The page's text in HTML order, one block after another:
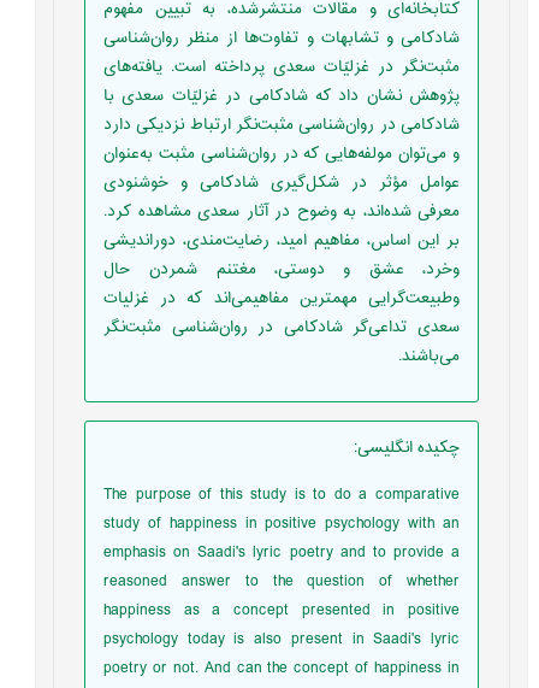
کتابخانه‌ای و مقالات منتشرشده، به تبیین مفهوم
شادکامی و تشابهات و تفاوت‌ها از منظر روان‌شناسی
مثبت‌نگر در غزلیّات سعدی پرداخته است. یافته‌های
پژوهش نشان داد که شادکامی در غزلیّات سعدی با
شادکامی در روان‌شناسی مثبت‌نگر ارتباط نزدیکی دارد
و می‌توان مولفه‌هایی که در روان‌شناسی مثبت به‌عنوان
عوامل مؤثر در شکل‌گیری شادکامی و خوشنودی
معرفی شده‌اند، به ‌وضوح در آثار سعدی مشاهده کرد.
بر این اساس، مفاهیم امید، رضایت‌مندی، دوراندیشی
وخرد، عشق و دوستی، مغتنم شمردن حال
وطبیعت‌گرایی مهمترین مفاهیمی‌اند که در غزلیات
سعدی تداعی‌گر شادکامی در روان‌شناسی مثبت‌نگر
می‌باشند.
چکیده انگلیسی:
The purpose of this study is to do a comparative
study of happiness in positive psychology with an
emphasis on Saadi's lyric poetry and to provide a
reasoned answer to the question of whether
happiness as a concept presented in positive
psychology today is also present in Saadi's lyric
poetry or not. And can the concept of happiness in